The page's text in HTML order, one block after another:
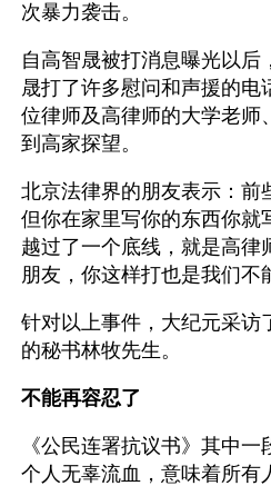
次暴力袭击。
自高智晟被打消息曝光以后
晟打了许多慰问和声援的电
位律师及高律师的大学老师
到高家探望。
北京法律界的朋友表示：前
但你在家里写你的东西你就
越过了一个底线，就是高律
朋友，你这样打也是我们不
针对以上事件，大纪元采访
的秘书林牧先生。
不能再容忍了
《公民连署抗议书》其中
个人无辜流血，意味着所有